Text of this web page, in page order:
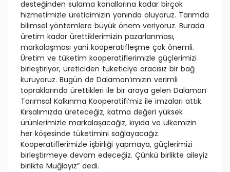
desteğinden sulama kanallarına kadar birçok
hizmetimizle üreticimizin yanında oluyoruz. Tarımda
bilimsel yöntemlere büyük önem veriyoruz. Burada
üretim kadar ürettiklerimizin pazarlanması,
markalaşması yani kooperatifleşme çok önemli.
Üretim ve tüketim kooperatiflerimizle güçlerimizi
birleştiriyor, üreticiden tüketiciye aracısız bir bağ
kuruyoruz. Bugün de Dalaman’ımızın verimli
topraklarında ürettikleri ile bir araya gelen Dalaman
Tarımsal Kalkınma Kooperatifi’miz ile imzaları attık.
Kırsalımızda üreteceğiz, katma değeri yüksek
ürünlerimizle markalaşacağız, kıyıda ve ülkemizin
her köşesinde tüketimini sağlayacağız.
Kooperatiflerimizle işbirliği yapmaya, güçlerimizi
birleştirmeye devam edeceğiz. Çünkü birlikte aileyiz
birlikte Muğlayız” dedi.